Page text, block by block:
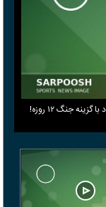
جنگ ۱۲ روزه!